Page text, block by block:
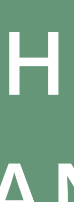
Es bietet
und fördert
durch
und stärkt
durch diese